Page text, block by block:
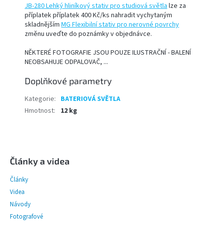
JB-280 Lehký hliníkový stativ pro studiová světla lze za
příplatek příplatek 400 Kč/ks nahradit vychytaným
skladnějším MG Flexibilní stativ pro nerovné povrchy
změnu uveďte do poznámky v objednávce.
NĚKTERÉ FOTOGRAFIE JSOU POUZE ILUSTRAČNÍ - BALENÍ
NEOBSAHUJE ODPALOVAČ, ...
Doplňkové parametry
Kategorie: BATERIOVÁ SVĚTLA
Hmotnost: 12 kg
Články a videa
Články
Videa
Návody
Fotografové